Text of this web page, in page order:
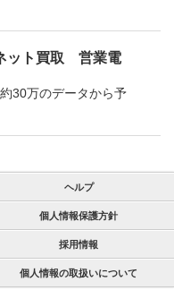
ット買取 営業電
30万のデータから予
ヘルプ
個人情報保護方針
採用情報
個人情報の取扱いについて